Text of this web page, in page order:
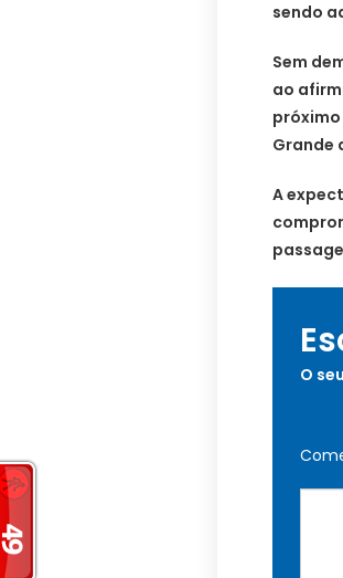
sendo
Sem
ao
próximo
Grande
A
O